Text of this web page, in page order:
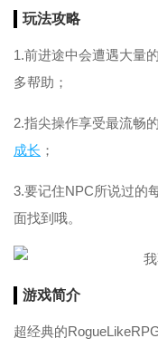
玩法攻略
1.前进途中会遭遇大量
多帮助；
2.指尖操作享受最流畅的
成长 ；
3.要记住NPC所说过的
面找到哦。
游戏简介
超经典的